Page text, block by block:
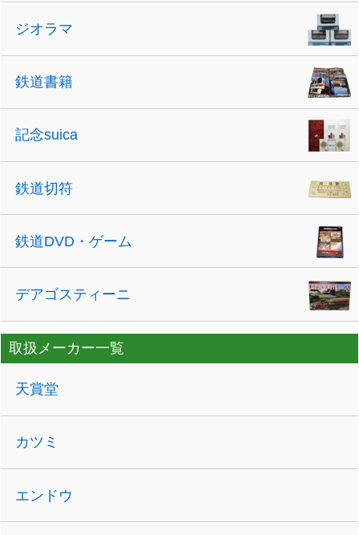
ジオラマ
鉄道書籍
記念suica
鉄道切符
鉄道DVD・ゲーム
デアゴスティーニ
取扱メーカー一覧
天賞堂
カツミ
エンドウ